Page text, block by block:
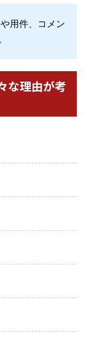
用件、コメン
な理由が考